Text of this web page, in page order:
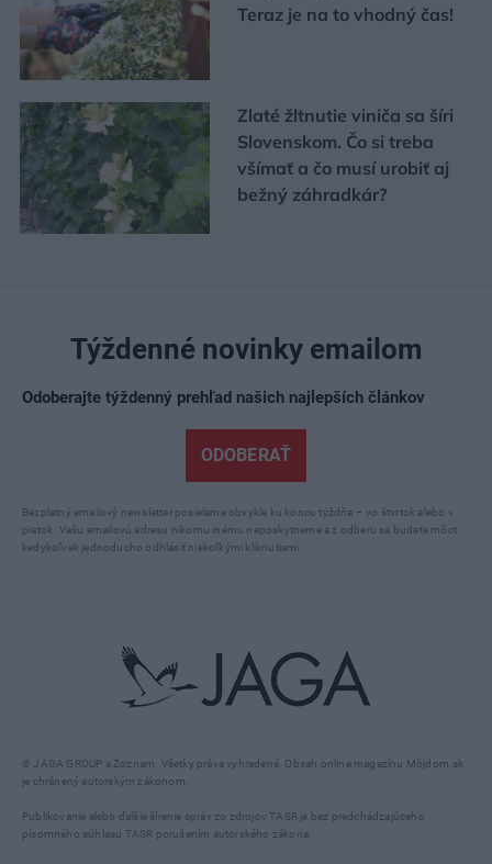
Teraz je na to vhodný čas!
Zlaté žltnutie viniča sa šíri
Slovenskom. Čo si treba
všímať a čo musí urobiť aj
bežný záhradkár?
© JAGA GROUP a Zoznam. Všetky práva vyhradené. Obsah online magazínu Môjdom.sk
je chránený autorským zákonom.
Publikovanie alebo ďalšie šírenie správ zo zdrojov TASR je bez predchádzajúceho
písomného súhlasu TASR porušením autorského zákona.
Týždenné novinky emailom
Odoberajte týždenný prehľad našich najlepších článkov
ODOBERAŤ
Bezplatný emailový newsletter posielame obvykle ku koncu týždňa – vo štvrtok alebo v
piatok. Vašu emailovú adresu nikomu inému neposkytneme a z odberu sa budete môcť
kedykoľvek jednoducho odhlásiť niekoľkými kliknutiami.